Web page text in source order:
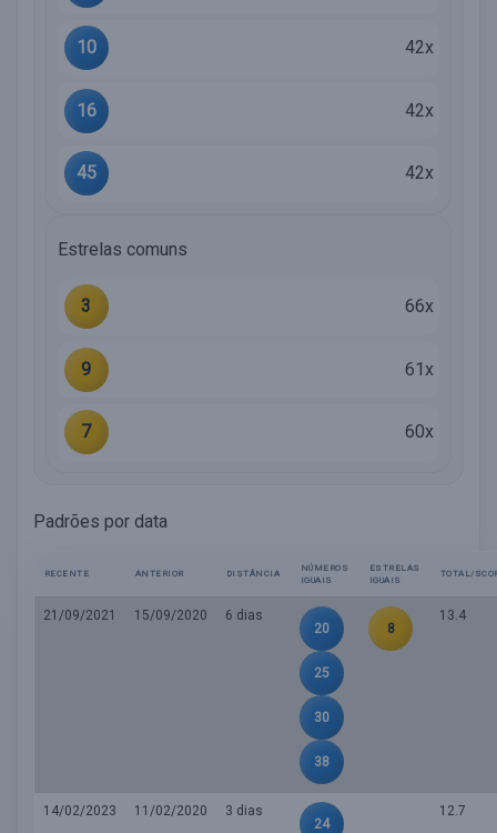
10 42x
16 42x
45 42x
Estrelas comuns
3 66x
9 61x
7 60x
Padrões por data
RECENTE ANTERIOR DISTÂNCIA
NÚMEROS
IGUAIS
ESTRELAS
IGUAIS
TOTAL/
21/09/2021 15/09/2020
6 dias
20
25
30
38
8
13.4
14/02/2023 11/02/2020
3 dias
24
12.7